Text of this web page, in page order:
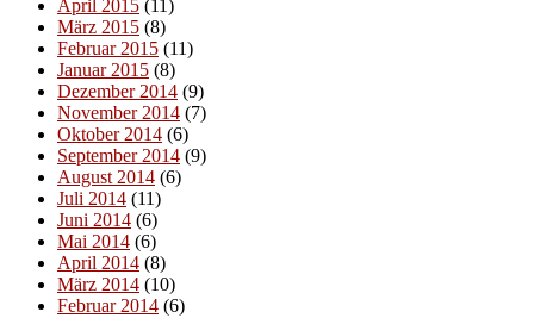
April 2015 (11)
März 2015 (8)
Februar 2015 (11)
Januar 2015 (8)
Dezember 2014 (9)
November 2014 (7)
Oktober 2014 (6)
September 2014 (9)
August 2014 (6)
Juli 2014 (11)
Juni 2014 (6)
Mai 2014 (6)
April 2014 (8)
März 2014 (10)
Februar 2014 (6)